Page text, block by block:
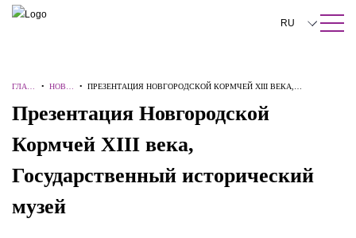
ПОИСК ПО САЙТУ Закрыть
RU
中文
Italiano
ГЛАВ
•НОВО
•ПРЕЗЕНТАЦИЯ НОВГОРОДСКОЙ КОРМЧЕЙ XIII ВЕКА,
Презентация Новгородской
Кормчей XIII века,
Государственный исторический
музей